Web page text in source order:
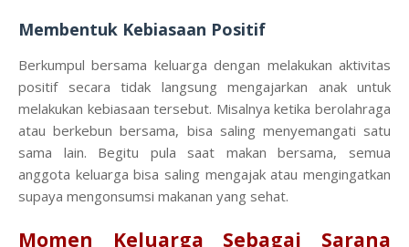
Membentuk Kebiasaan Positif
Berkumpul bersama keluarga dengan melakukan aktivitas
positif secara tidak langsung mengajarkan anak untuk
melakukan kebiasaan tersebut. Misalnya ketika berolahraga
atau berkebun bersama, bisa saling menyemangati satu
sama lain. Begitu pula saat makan bersama, semua
anggota keluarga bisa saling mengajak atau mengingatkan
supaya mengonsumsi makanan yang sehat.
Momen Keluarga Sebagai Sarana